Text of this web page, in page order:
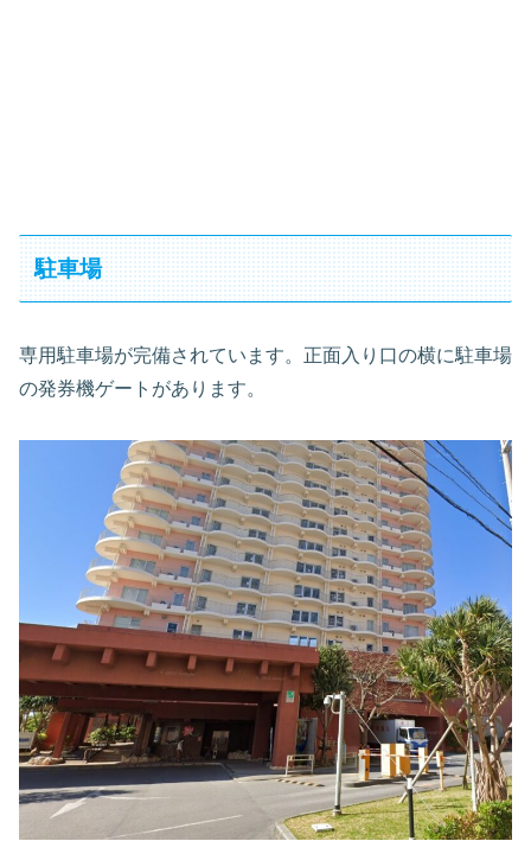
駐車場
専用駐車場が完備されています。正面入り口の横に駐車場
の発券機ゲートがあります。